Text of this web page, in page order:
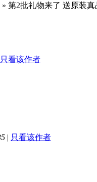
» 第2批礼物来了 送原装
只看该作者
| 只看该作者